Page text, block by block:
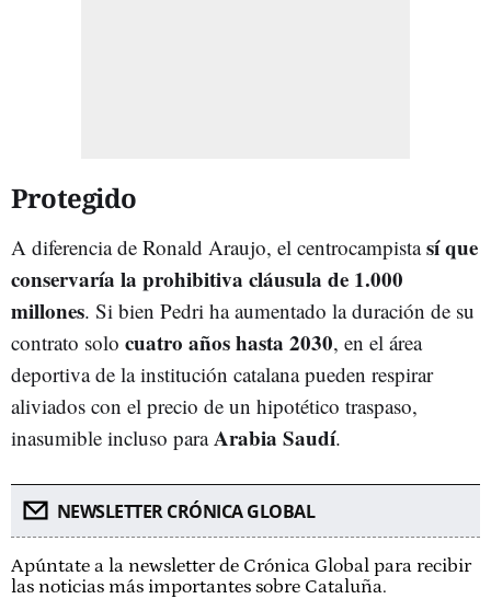
Protegido
A diferencia de Ronald Araujo, el centrocampistasí que
conservaría la prohibitiva cláusula de 1.000
millones. Si bien Pedri ha aumentado la duración de su
contrato solo cuatro años hasta 2030, en el área
deportiva de la institución catalana pueden respirar
aliviados con el precio de un hipotético traspaso,
inasumible incluso paraArabia Saudí.
NEWSLETTER CRÓNICA GLOBAL
Apúntate a la newsletter de Crónica Global para recibir
las noticias más importantes sobre Cataluña.